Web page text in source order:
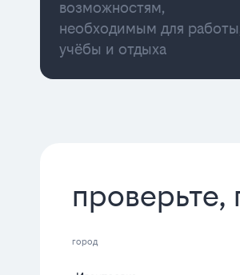
возможностям,
необходимым для
учёбы и отдыха
город